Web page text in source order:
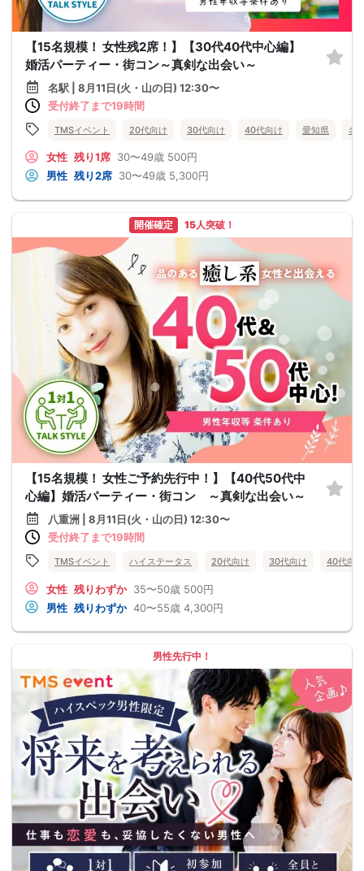
【15名規模！ 女性残2席！】【30代40代中心編】
婚活パーティー・街コン～真剣な出会い～
名駅 | 8月11日(火・山の日) 12:30〜
受付終了まで19時間
TMSイベント 20代向け 30代向け 40代向け 愛知県 名
女性 残り1席 30〜49歳 500円
男性 残り2席 30〜49歳 5,300円
開催確定 15人突破！
【15名規模！ 女性ご予約先行中！】【40代50代中
心編】婚活パーティー・街コン ～真剣な出会い～
八重洲 | 8月11日(火・山の日) 12:30〜
受付終了まで19時間
TMSイベント ハイステータス 20代向け 30代向け 40代向け
女性 残りわずか 35〜50歳 500円
男性 残りわずか 40〜55歳 4,300円
男性先行中！